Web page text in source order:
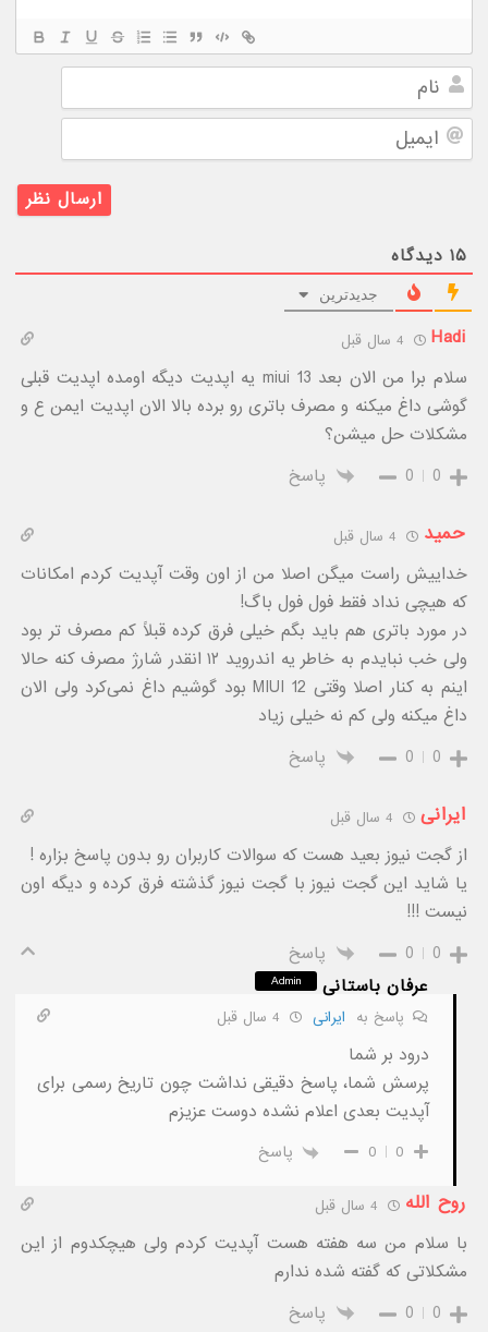
ایمیل
۱۵ دیدگاه
جدیدترین
Hadi
سلام برا من الان بعد miui 13 یه اپدیت دیگه اومده اپدیت قبلی
گوشی داغ میکنه و مصرف باتری رو برده بالا الان اپدیت ایمن ع و
مشکلات حل میشن؟
0
0 پاسخ
حمید
خداییش راست میگن اصلا من از اون وقت آپدیت کردم امکانات
که هیچی نداد فقط فول فول باگ!
در مورد باتری هم باید بگم خیلی فرق کرده قبلاً کم مصرف تر بود
ولی خب نبایدم به خاطر یه اندروید ۱۲ انقدر شارژ مصرف کنه حالا
اینم به کنار اصلا وقتی MIUI 12 بود گوشیم داغ نمی‌کرد ولی الان
داغ میکنه ولی کم نه خیلی زیاد
0
0 پاسخ
ایرانی
از گجت نیوز بعید هست که سوالات کاربران رو بدون پاسخ بزاره !
یا شاید این گجت نیوز با گجت نیوز گذشته فرق کرده و دیگه اون
نیست !!!
0
0
پاسخ
عرفان باستانی
Admin
پاسخ به ایرانی
درود بر شما
پرسش شما، پاسخ دقیقی نداشت چون تاریخ رسمی برای
آپدیت بعدی اعلام نشده دوست عزیزم
0
0 پاسخ
روح الله
با سلام من سه هفته هست آپدیت کردم ولی هیچکدوم از این
مشکلاتی که گفته شده ندارم
0
0 پاسخ